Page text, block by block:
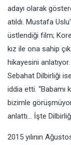
adayı olarak
atıldı. Mustafa
üstlendiği film;
kız ile ona sahip
hikayesini
Sebahat Dilbirliği ise
iddia etti. “Babamı
bizimle
anlattı… İşte
2015 yılının